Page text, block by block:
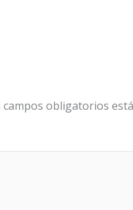
campos obligatorios